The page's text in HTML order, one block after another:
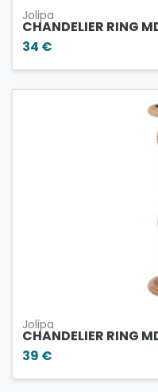
Jolipa
CHANDELIER RING
34 €
Jolipa
CHANDELIER RING
39 €